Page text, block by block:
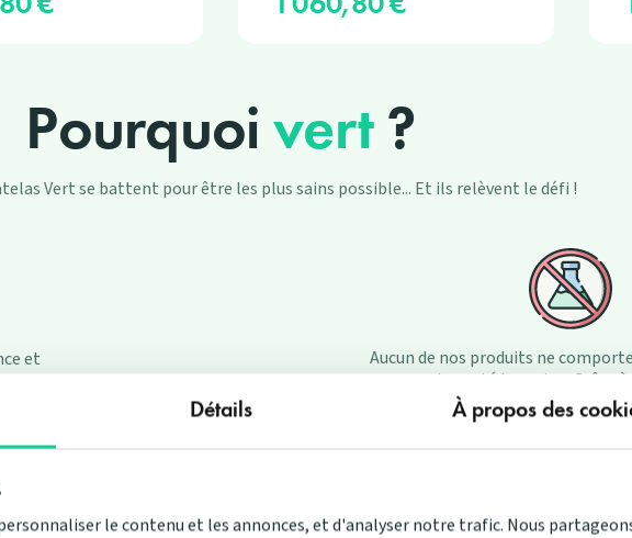
Détails À propos des
le contenu et les annonces, et d'analyser notre trafic. Nous
Pourquoivert?
Vert se battent pour être les plus sains possible... Et ils relèvent le défi !
et
de
Aucun de nos produits ne
pour la santé humaine. Grâce
batterie de contrôles, tous nos
sont certifiés.